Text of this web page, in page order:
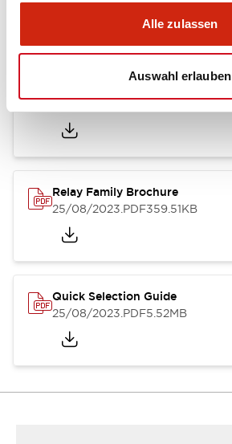
Alle zulassen
Auswahl erlauben
Kataloge & Broschüren
04/09/2025.PDF488.69KB
Relay Family Brochure
25/08/2023.PDF359.51KB
Quick Selection Guide
25/08/2023.PDF5.52MB